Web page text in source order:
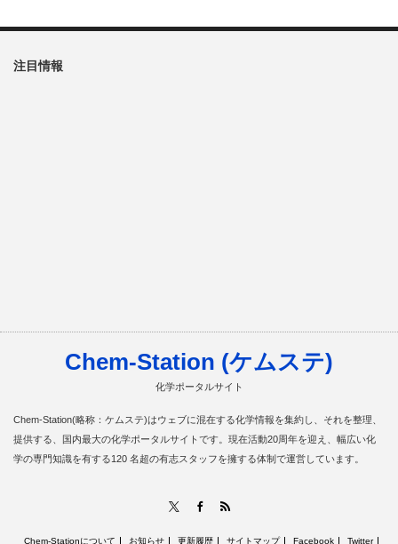
注目情報
Chem-Station (ケムステ)
化学ポータルサイト
Chem-Station(略称：ケムステ)はウェブに混在する化学情報を集約し、それを整理、
提供する、国内最大の化学ポータルサイトです。現在活動20周年を迎え、幅広い化
学の専門知識を有する120 名超の有志スタッフを擁する体制で運営しています。
Facebook
Chem-Stationについて お知らせ 更新履歴 サイトマップ Facebook Twitter